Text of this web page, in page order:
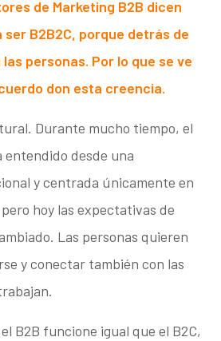
de Marketing B2B dicen
B2B2C, porque detrás de
personas. Por lo que se ve
don esta creencia.
Durante mucho tiempo, el
entendido desde una
y centrada únicamente en
hoy las expectativas de
Las personas quieren
y conectar también con las
B2B funcione igual que el B2C,